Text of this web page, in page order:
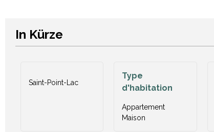
In Kürze
Saint-Point-Lac
Type
d'habitation
Appartement
Maison